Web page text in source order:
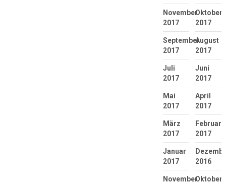
November
2017
Oktober
2017
September
2017
August
2017
Juli
2017
Juni
2017
Mai
2017
April
2017
März
2017
Februar
2017
Januar
2017
2016
NovemberOktober